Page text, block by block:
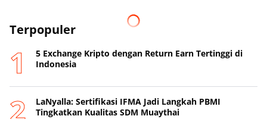
Terpopuler
5 Exchange Kripto dengan Return Earn Tertinggi di
Indonesia
LaNyalla: Sertifikasi IFMA Jadi Langkah PBMI
Tingkatkan Kualitas SDM Muaythai